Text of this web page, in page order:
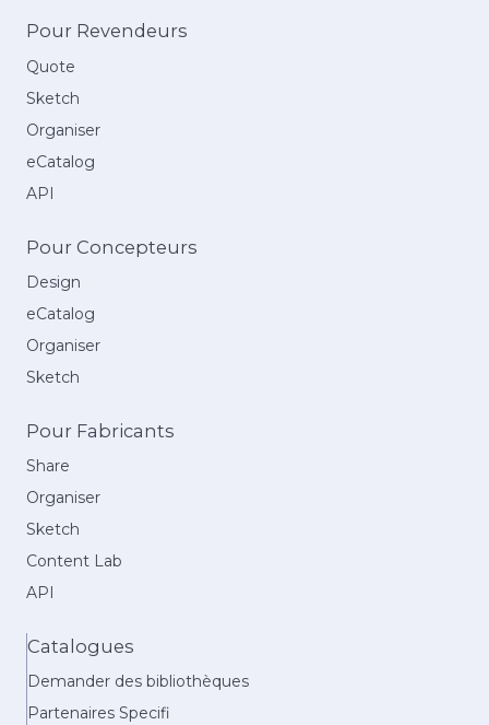
Pour Revendeurs
Quote
Sketch
Organiser
eCatalog
API
Pour Concepteurs
Design
eCatalog
Organiser
Sketch
Pour Fabricants
Share
Organiser
Sketch
Content Lab
API
Catalogues
Demander des bibliothèques
Partenaires Specifi